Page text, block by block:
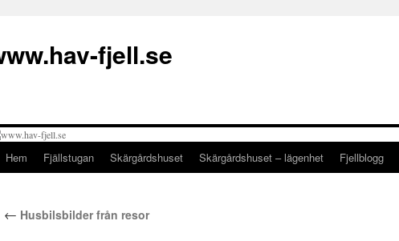
fjell.se
Hem Fjällstugan Skärgårdshuset Skärgårdshuset – lägenhet Fjellblogg
← Husbilsbilder från resor